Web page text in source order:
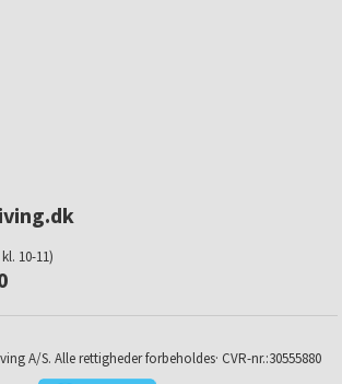
10-11)
A/S. Alle rettigheder forbeholdes· CVR-nr.:30555880